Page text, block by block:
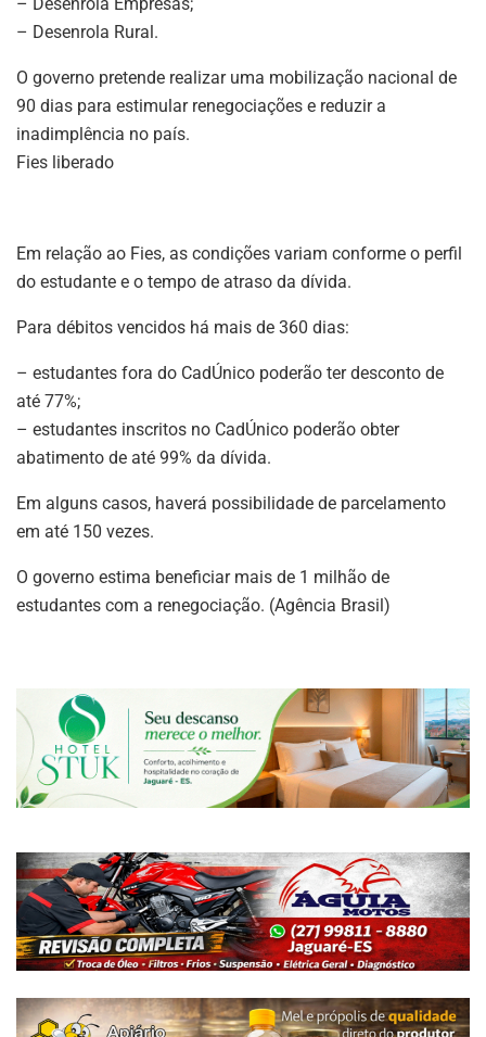
– Desenrola Rural.
O governo pretende realizar uma mobilização nacional de
90 dias para estimular renegociações e reduzir a
inadimplência no país.
Fies liberado
Em relação ao Fies, as condições variam conforme o perfil
do estudante e o tempo de atraso da dívida.
Para débitos vencidos há mais de 360 dias:
– estudantes fora do CadÚnico poderão ter desconto de
até 77%;
– estudantes inscritos no CadÚnico poderão obter
abatimento de até 99% da dívida.
Em alguns casos, haverá possibilidade de parcelamento
em até 150 vezes.
O governo estima beneficiar mais de 1 milhão de
estudantes com a renegociação. (Agência Brasil)